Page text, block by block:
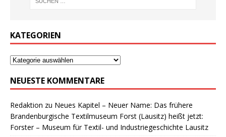
KATEGORIEN
NEUESTE KOMMENTARE
Redaktion zu Neues Kapitel – Neuer Name: Das frühere
Brandenburgische Textilmuseum Forst (Lausitz) heißt jetzt:
Forster – Museum für Textil- und Industriegeschichte Lausitz